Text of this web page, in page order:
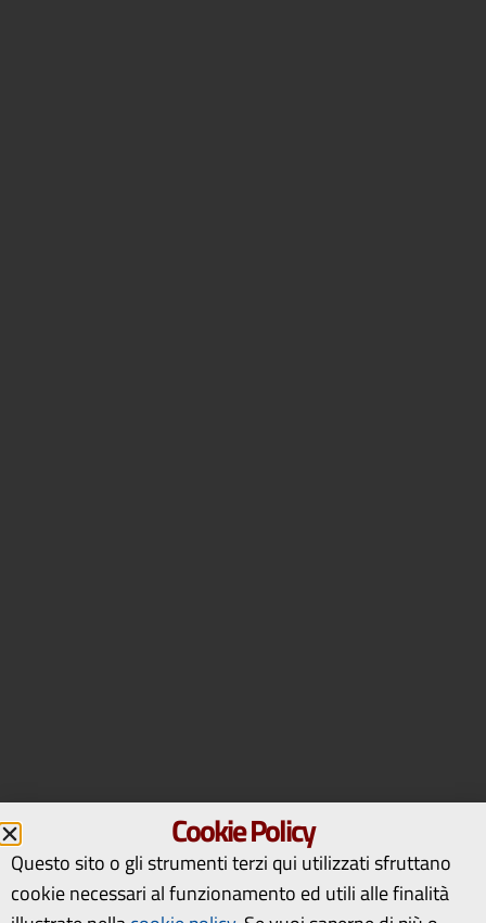
Cookie Policy
Questo sito o gli strumenti terzi qui utilizzati sfruttano
cookie necessari al funzionamento ed utili alle finalità